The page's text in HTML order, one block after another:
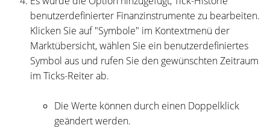
benutzerdefinierter Finanzinstrumente zu bearbeiten.
Klicken Sie auf "Symbole" im Kontextmenü der
Marktübersicht, wählen Sie ein benutzerdefiniertes
Symbol aus und rufen Sie den gewünschten Zeitraum
im Ticks-Reiter ab.
Die Werte können durch einen Doppelklick
geändert werden.